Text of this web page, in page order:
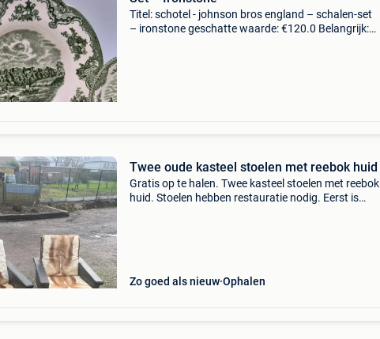
Titel: schotel - johnson bros england – schalen-set
– ironstone geschatte waarde: €120.0 Belangrijk:
Twee oude kasteel stoelen met reebok huid
Gratis op te halen. Twee kasteel stoelen met reebok
huid. Stoelen hebben restauratie nodig. Eerst is
Zo goed als nieuw Ophalen